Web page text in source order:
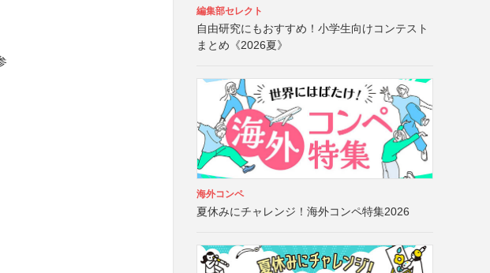
編集部セレクト
自由研究にもおすすめ！小学生向けコンテスト
まとめ《2026夏》
海外コンペ
夏休みにチャレンジ！海外コンペ特集2026